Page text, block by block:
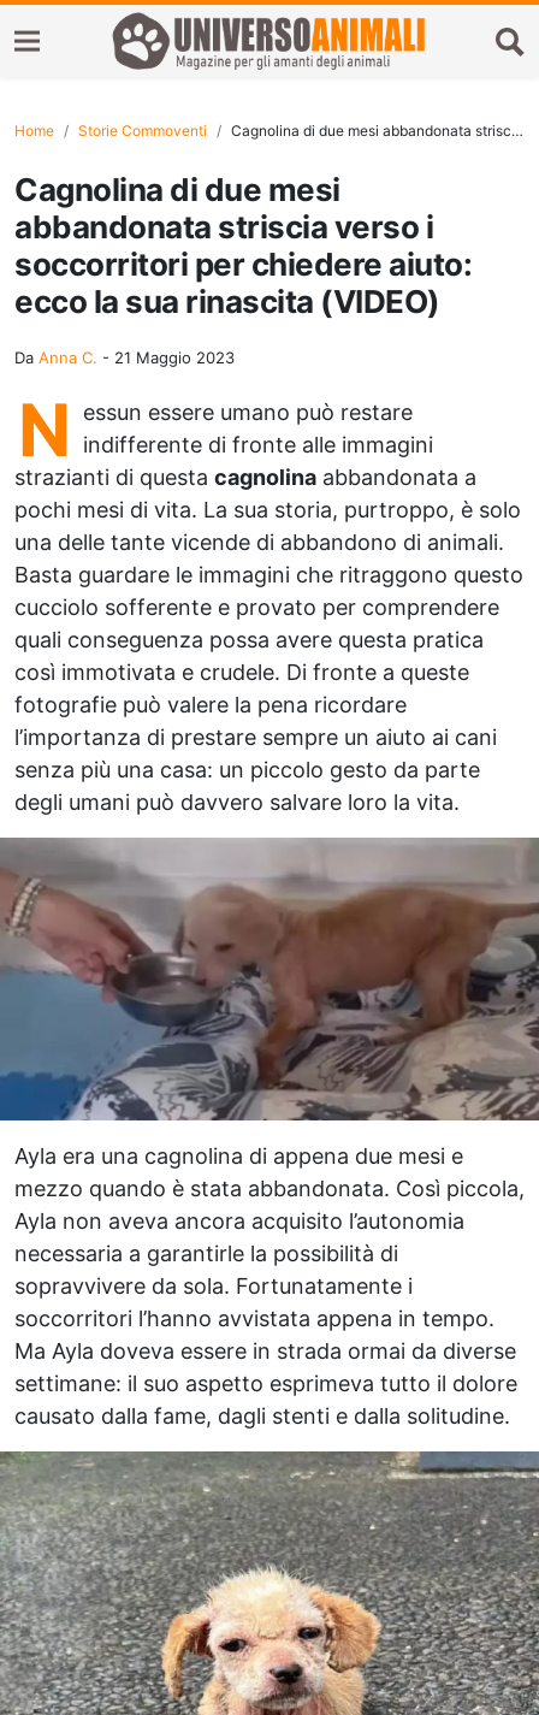
Home Storie Commoventi Cagnolina di due mesi abbandonata striscia verso i soccorritori per chiedere aiuto: ecco la sua rinascita (VIDEO)
Cagnolina di due mesi
abbandonata striscia verso i
soccorritori per chiedere aiuto:
ecco la sua rinascita (VIDEO)
Da Anna C. - 21 Maggio 2023
N
essun essere umano può restare
indifferente di fronte alle immagini
strazianti di questa cagnolina abbandonata a
pochi mesi di vita. La sua storia, purtroppo, è solo
una delle tante vicende di abbandono di animali.
Basta guardare le immagini che ritraggono questo
cucciolo sofferente e provato per comprendere
quali conseguenza possa avere questa pratica
così immotivata e crudele. Di fronte a queste
fotografie può valere la pena ricordare
l’importanza di prestare sempre un aiuto ai cani
senza più una casa: un piccolo gesto da parte
degli umani può davvero salvare loro la vita.
Ayla era una cagnolina di appena due mesi e
mezzo quando è stata abbandonata. Così piccola,
Ayla non aveva ancora acquisito l’autonomia
necessaria a garantirle la possibilità di
sopravvivere da sola. Fortunatamente i
soccorritori l’hanno avvistata appena in tempo.
Ma Ayla doveva essere in strada ormai da diverse
settimane: il suo aspetto esprimeva tutto il dolore
causato dalla fame, dagli stenti e dalla solitudine.